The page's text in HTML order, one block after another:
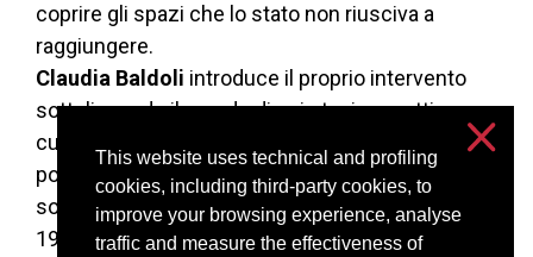
This website uses technical and profiling
cookies, including third-party cookies, to
improve your browsing experience, analyse
traffic and measure the effectiveness of
coprire gli spazi che lo stato non riusciva a
raggiungere.
Claudia Baldoli introduce il proprio intervento
sottolineando il grande divario tra i progetti
culturali d’élite e la realtà della vita della
popolazione milanese. Temi fondamentali non
solo a Milano ma anche in provincia tra 1945 e
1947 sono criminalità, scioperi e dibattito sulla